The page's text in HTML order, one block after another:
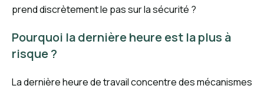
prend discrètement le pas sur la sécurité ?
Pourquoi la dernière heure est la plus à
risque ?
La dernière heure de travail concentre des mécanismes